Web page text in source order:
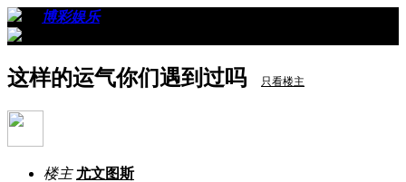
博彩娱乐
这样的运气你们遇到过吗 只看楼主
楼主 尤文图斯